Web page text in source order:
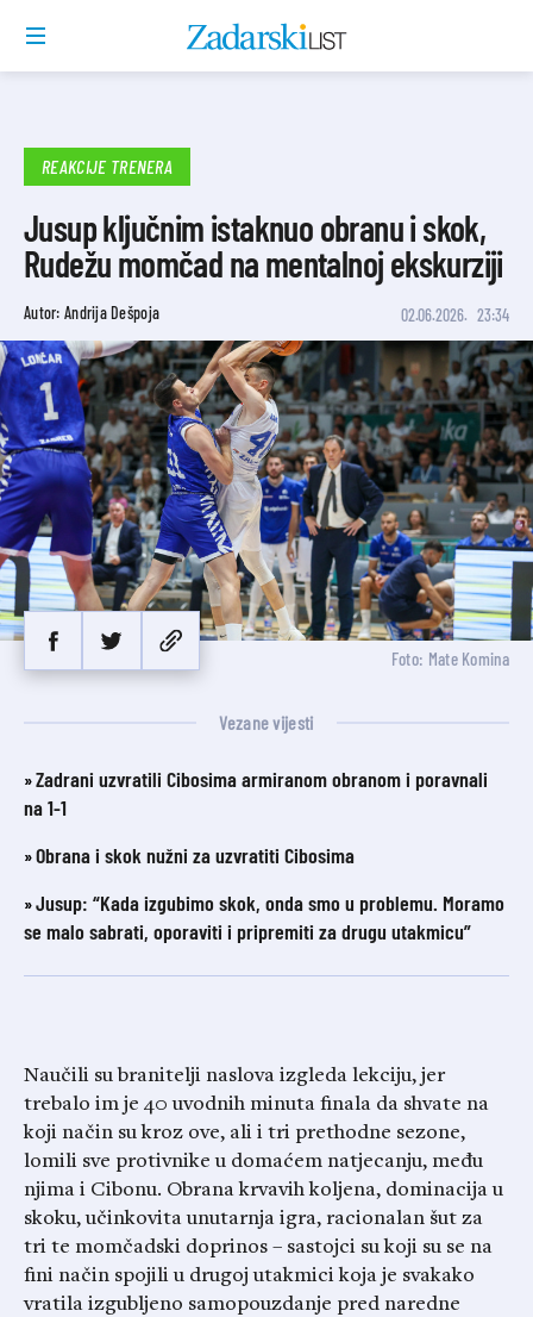
REAKCIJE TRENERA
Jusup ključnim istaknuo obranu i skok,
Rudežu momčad na mentalnoj ekskurziji
Autor: Andrija Dešpoja 02.06.2026. 23:34
Foto: Mate Komina
Vezane vijesti
Zadrani uzvratili Cibosima armiranom obranom i poravnali
na 1-1
Obrana i skok nužni za uzvratiti Cibosima
Jusup: “Kada izgubimo skok, onda smo u problemu. Moramo
se malo sabrati, oporaviti i pripremiti za drugu utakmicu”
Naučili su branitelji naslova izgleda lekciju, jer
trebalo im je 40 uvodnih minuta finala da shvate na
koji način su kroz ove, ali i tri prethodne sezone,
lomili sve protivnike u domaćem natjecanju, među
njima i Cibonu. Obrana krvavih koljena, dominacija u
skoku, učinkovita unutarnja igra, racionalan šut za
tri te momčadski doprinos – sastojci su koji su se na
fini način spojili u drugoj utakmici koja je svakako
vratila izgubljeno samopouzdanje pred naredne